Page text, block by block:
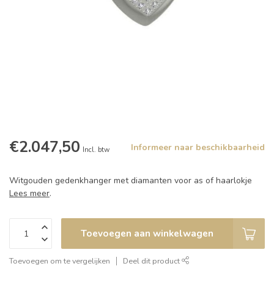
€2.047,50 Incl. btw Informeer naar beschikbaarheid
Witgouden gedenkhanger met diamanten voor as of haarlokje
Lees meer.
Toevoegen aan winkelwagen
Toevoegen om te vergelijken Deel dit product